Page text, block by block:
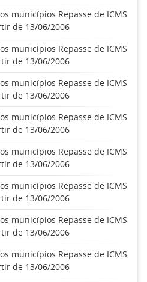
municípios Repasse de ICMS
de 13/06/2006
municípios Repasse de ICMS
de 13/06/2006
municípios Repasse de ICMS
de 13/06/2006
municípios Repasse de ICMS
de 13/06/2006
municípios Repasse de ICMS
de 13/06/2006
municípios Repasse de ICMS
de 13/06/2006
municípios Repasse de ICMS
de 13/06/2006
municípios Repasse de ICMS
de 13/06/2006